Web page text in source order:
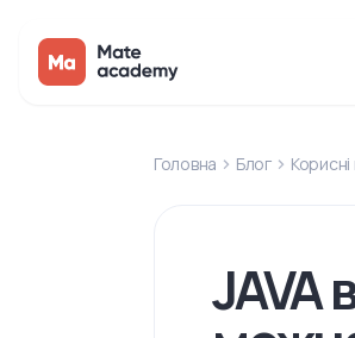
Головна Блог Корисні
JAVA